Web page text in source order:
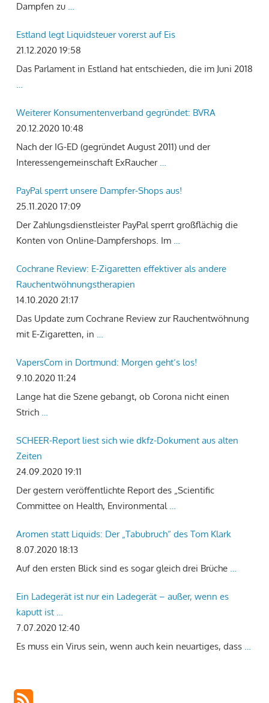
Dampfen zu …
Estland legt Liquidsteuer vorerst auf Eis
21.12.2020 19:58
Das Parlament in Estland hat entschieden, die im Juni 2018
…
Weiterer Konsumentenverband gegründet: BVRA
20.12.2020 10:48
Nach der IG-ED (gegründet August 2011) und der
Interessengemeinschaft ExRaucher …
PayPal sperrt unsere Dampfer-Shops aus!
25.11.2020 17:09
Der Zahlungsdienstleister PayPal sperrt großflächig die
Konten von Online-Dampfershops. Im …
Cochrane Review: E-Zigaretten effektiver als andere
Rauchentwöhnungstherapien
14.10.2020 21:17
Das Update zum Cochrane Review zur Rauchentwöhnung
mit E-Zigaretten, in …
VapersCom in Dortmund: Morgen geht‘s los!
9.10.2020 11:24
Lange hat die Szene gebangt, ob Corona nicht einen
Strich …
SCHEER-Report liest sich wie dkfz-Dokument aus alten
Zeiten
24.09.2020 19:11
Der gestern veröffentlichte Report des „Scientific
Committee on Health, Environmental …
Aromen statt Liquids: Der „Tabubruch“ des Tom Klark
8.07.2020 18:13
Auf den ersten Blick sind es sogar gleich drei Brüche …
Ein Ladegerät ist nur ein Ladegerät – außer, wenn es
kaputt ist …
7.07.2020 12:40
Es muss ein Virus sein, wenn auch kein neuartiges, dass …